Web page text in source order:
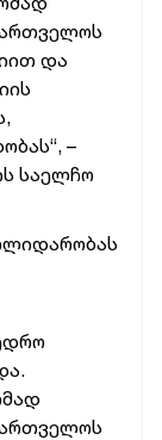
და
–
საელჩო